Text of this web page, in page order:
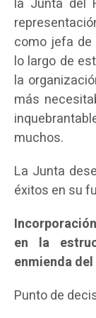
la Junta del
como jefa de
lo largo de
la
más
muchos.
La Junta
éxitos en su
en la
enmienda
Punto de